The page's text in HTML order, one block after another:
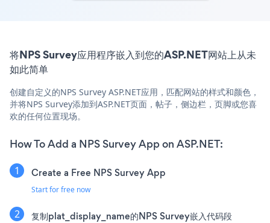
将NPS Survey应用程序嵌入到您的ASP.NET网站上从未
如此简单
创建自定义的NPS Survey ASP.NET应用，匹配网站的样式和颜色，
并将NPS Survey添加到ASP.NET页面，帖子，侧边栏，页脚或您喜
欢的任何位置现场。
How To Add a NPS Survey App on ASP.NET:
Create a Free NPS Survey App
Start for free now
复制plat_display_name的NPS Survey嵌入代码段